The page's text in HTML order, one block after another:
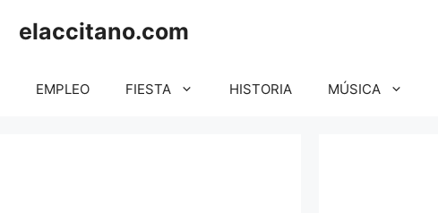
elaccitano.com
EMPLEO FIESTA HISTORIA MÚSICA